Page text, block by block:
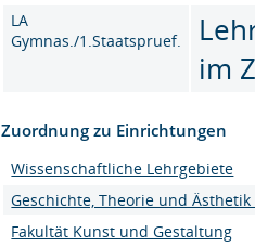
LA
Gymnas./1.Staatspruef.
im
Zuordnung zu Einrichtungen
Wissenschaftliche Lehrgebiete
Geschichte, Theorie und
Fakultät Kunst und Gestaltung